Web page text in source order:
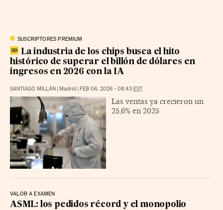
SUSCRIPTORES PREMIUM
La industria de los chips busca el hito
histórico de superar el billón de dólares en
ingresos en 2026 con la IA
SANTIAGO MILLÁN Madrid FEB 06, 2026 - 08:43 EST
Las ventas ya crecieron un
25,6% en 2025
VALOR A EXAMEN
ASML: los pedidos récord y el monopolio